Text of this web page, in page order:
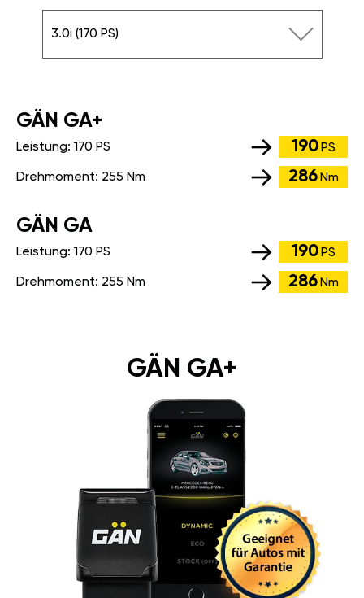
3.0i (170 PS)
GÄN GA+
Leistung: 170 PS 190 PS
Drehmoment: 255 Nm 286 Nm
GÄN GA
Leistung: 170 PS 190 PS
Drehmoment: 255 Nm 286 Nm
GÄN GA+